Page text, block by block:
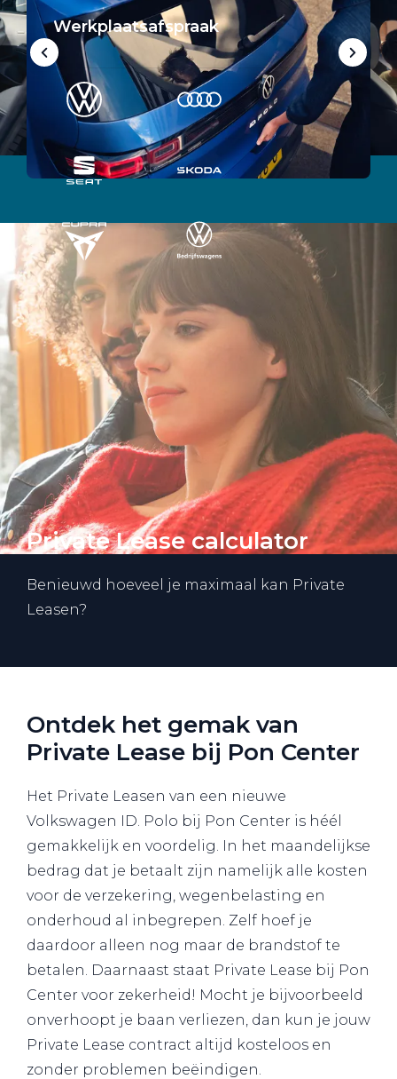
Werkplaatsafspraak
Private Lease calculator
Benieuwd hoeveel je maximaal kan Private
Leasen?
Ontdek het gemak van
Private Lease bij Pon Center
Het Private Leasen van een nieuwe
Volkswagen ID. Polo bij Pon Center is héél
gemakkelijk en voordelig. In het maandelijkse
bedrag dat je betaalt zijn namelijk alle kosten
voor de verzekering, wegenbelasting en
onderhoud al inbegrepen. Zelf hoef je
daardoor alleen nog maar de brandstof te
betalen. Daarnaast staat Private Lease bij Pon
Center voor zekerheid! Mocht je bijvoorbeeld
onverhoopt je baan verliezen, dan kun je jouw
Private Lease contract altijd kosteloos en
zonder problemen beëindigen.